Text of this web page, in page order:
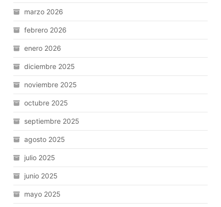
marzo 2026
febrero 2026
enero 2026
diciembre 2025
noviembre 2025
octubre 2025
septiembre 2025
agosto 2025
julio 2025
junio 2025
mayo 2025